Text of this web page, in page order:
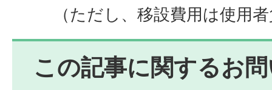
（ただし、移設費用は使用
この記事に関するお